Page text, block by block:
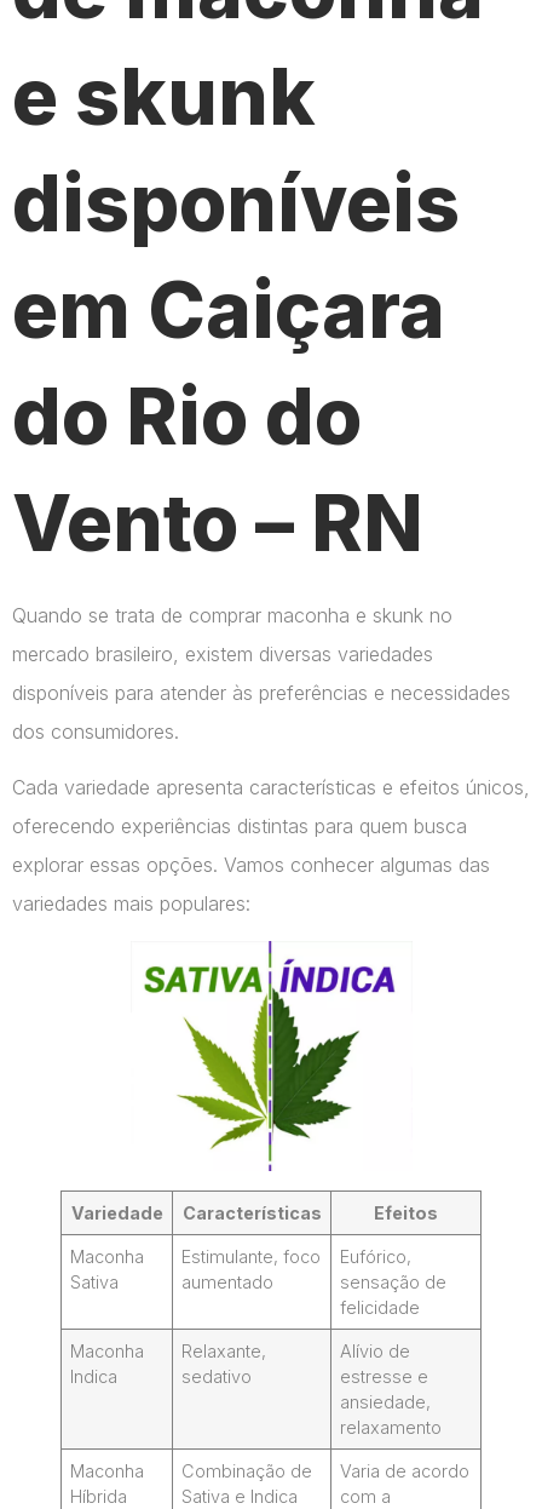
e skunk
disponíveis
em Caiçara
do Rio do
Vento – RN
Quando se trata de comprar maconha e skunk no
mercado brasileiro, existem diversas variedades
disponíveis para atender às preferências e necessidades
dos consumidores.
Cada variedade apresenta características e efeitos únicos,
oferecendo experiências distintas para quem busca
explorar essas opções. Vamos conhecer algumas das
variedades mais populares:
Variedade Características Efeitos
Maconha
Sativa
Estimulante, foco
aumentado
Eufórico,
sensação de
felicidade
Maconha
Indica
Relaxante,
sedativo
Alívio de
estresse e
ansiedade,
relaxamento
Maconha
Híbrida
Combinação de
Sativa e Indica
Varia de acordo
com a